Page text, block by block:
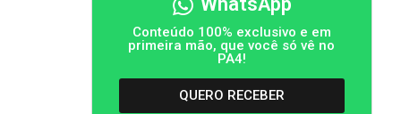
Conteúdo 100% exclusivo e em
primeira mão, que você só vê no
PA4!
QUERO RECEBER